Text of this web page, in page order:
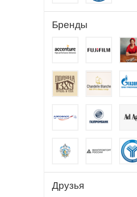
Бренды
Друзья